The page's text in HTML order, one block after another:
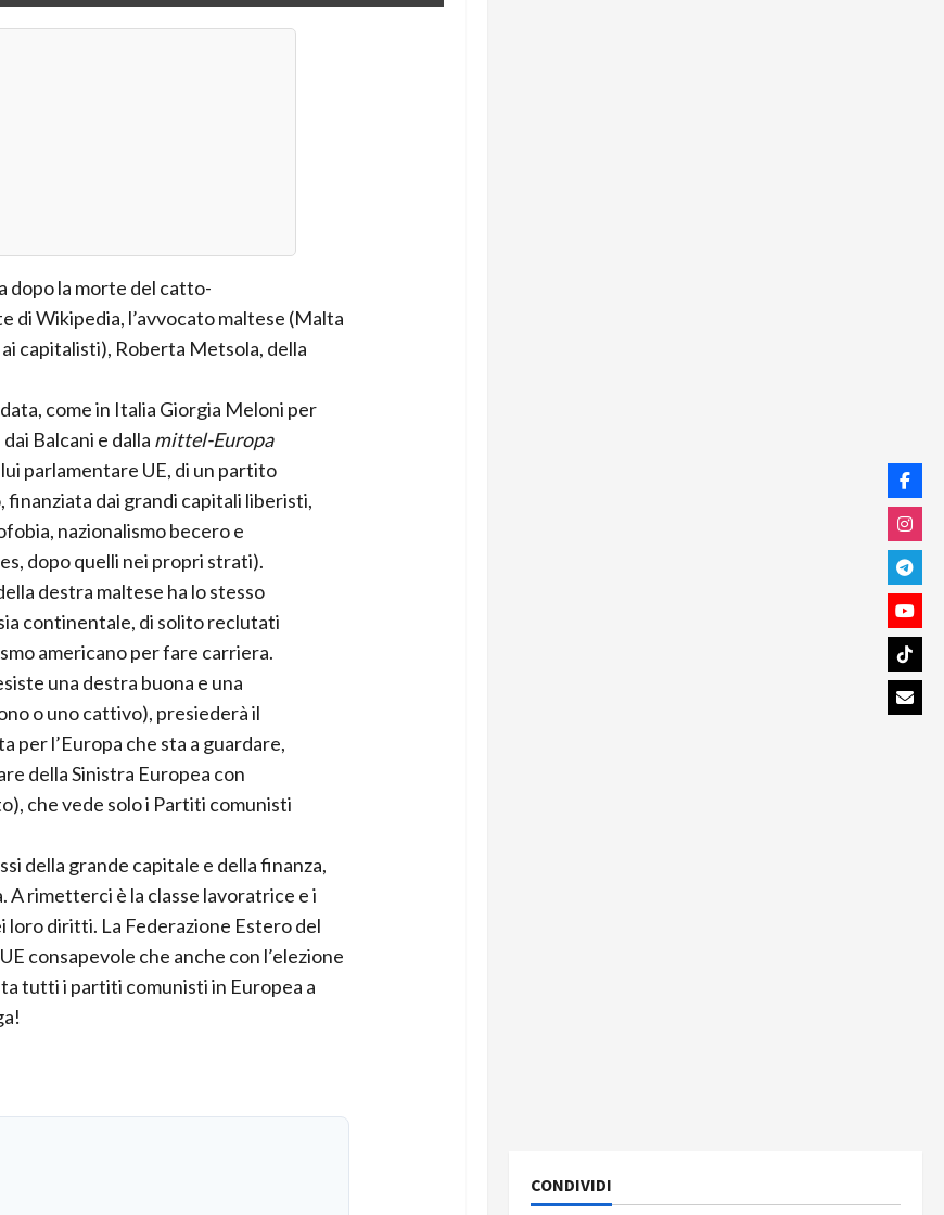
dopo la morte del catto-
diWikipedia, l’avvocato maltese (Malta
capitalisti), Roberta Metsola, della
come in Italia Giorgia Meloni per
Balcani e dalla mittel-Europa
parlamentare UE, di un partito
dai grandi capitali liberisti,
nazionalismo becero e
dopo quelli nei propri strati).
destra maltese ha lo stesso
continentale, di solito reclutati
americano per fare carriera.
una destra buona e una
o uno cattivo), presiederà il
per l’Europa che sta a guardare,
della Sinistra Europea con
che vede solo i Partiti comunisti
della grande capitale e della finanza,
A rimetterci è la classe lavoratrice e i
diritti. La Federazione Estero del
consapevole che anche con l’elezione
tutti i partiti comunisti in Europea a
CONDIVIDI